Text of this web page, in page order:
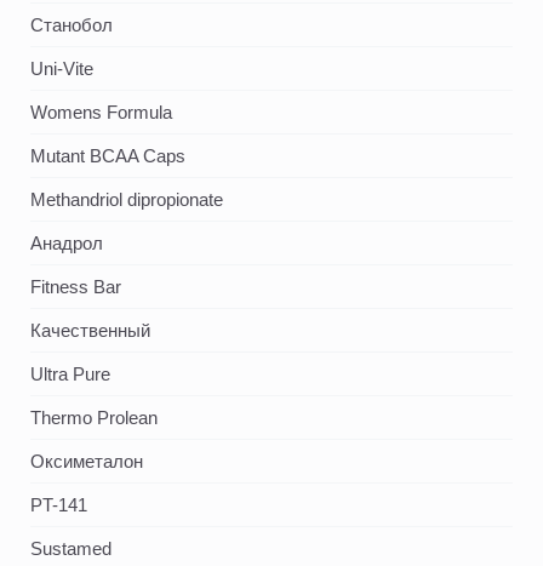
Станобол
Uni-Vite
Womens Formula
Mutant BCAA Caps
Methandriol dipropionate
Анадрол
Fitness Bar
Качественный
Ultra Pure
Thermo Prolean
Оксиметалон
PT-141
Sustamed